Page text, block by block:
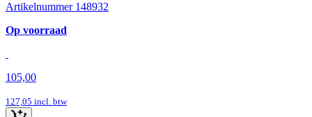
Artikelnummer 148932
Op voorraad
105,00
127,05 incl. btw